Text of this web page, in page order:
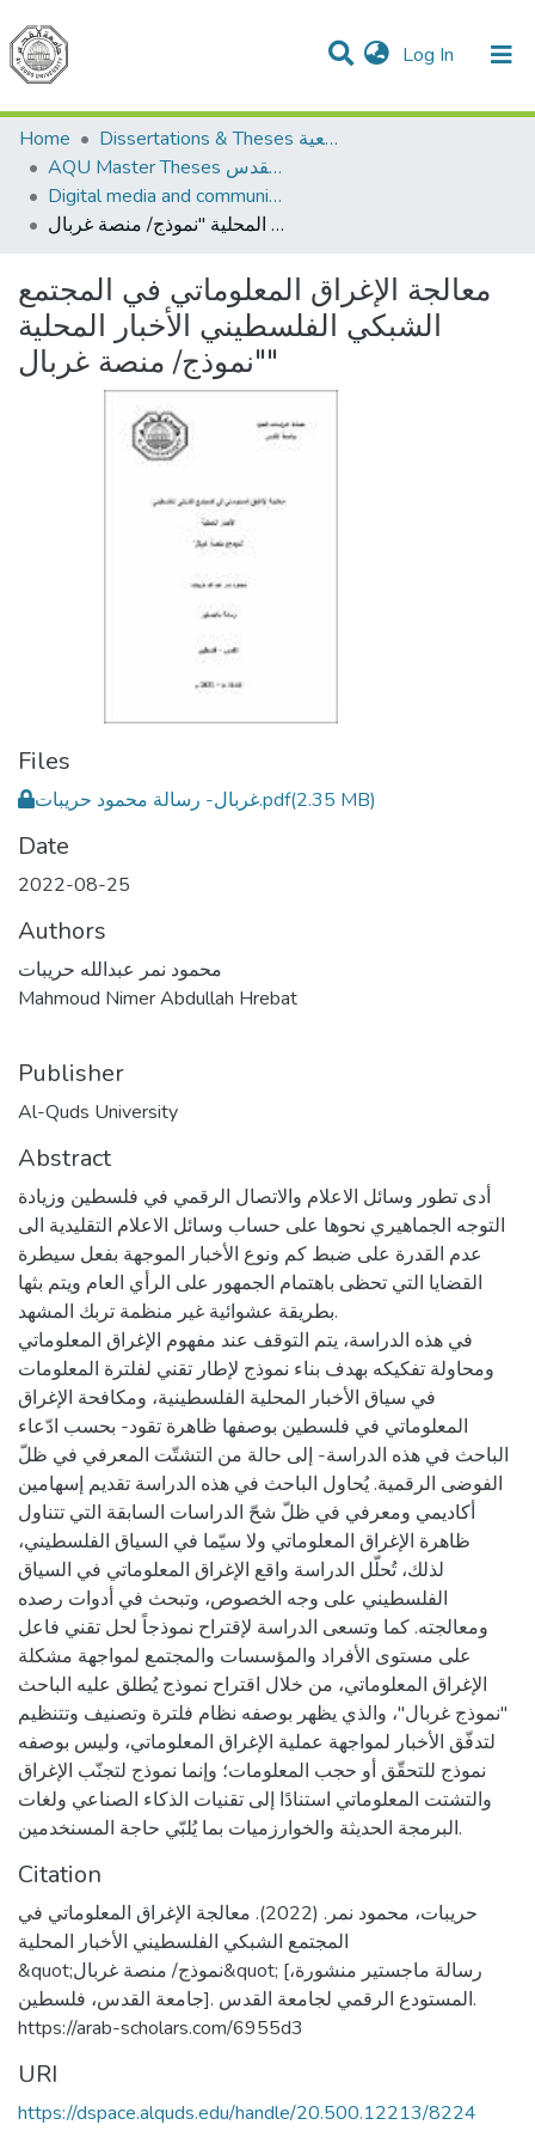
Log In (current)
Communities & Collections
All of DSpace
Home
Dissertations & Theses الرسائل الجامعية
AQU Master Theses الرسائل الجامعية الخاصة بجامعة القدس
Digital media and communications الإعلام الرقمي والاتصالات
معالجة الإغراق المعلوماتي في المجتمع الشبكي الفلسطيني الأخبار المحلية "نموذج/ منصة غربال"
معالجة الإغراق المعلوماتي في المجتمع
الشبكي الفلسطيني الأخبار المحلية
"نموذج/ منصة غربال"
Files
غربال- رسالة محمود حريبات.pdf(2.35 MB)
Date
2022-08-25
Authors
محمود نمر عبدالله حريبات
Mahmoud Nimer Abdullah Hrebat
Publisher
Al-Quds University
Abstract
أدى تطور وسائل الاعلام والاتصال الرقمي في فلسطين وزيادة
التوجه الجماهيري نحوها على حساب وسائل الاعلام التقليدية الى
عدم القدرة على ضبط كم ونوع الأخبار الموجهة بفعل سيطرة
القضايا التي تحظى باهتمام الجمهور على الرأي العام ويتم بثها
بطريقة عشوائية غير منظمة تربك المشهد.
في هذه الدراسة، يتم التوقف عند مفهوم الإغراق المعلوماتي
ومحاولة تفكيكه بهدف بناء نموذج لإطار تقني لفلترة المعلومات
في سياق الأخبار المحلية الفلسطينية، ومكافحة الإغراق
المعلوماتي في فلسطين بوصفها ظاهرة تقود- بحسب ادّعاء
الباحث في هذه الدراسة- إلى حالة من التشتّت المعرفي في ظلّ
الفوضى الرقمية. يُحاول الباحث في هذه الدراسة تقديم إسهامين
أكاديمي ومعرفي في ظلّ شحّ الدراسات السابقة التي تتناول
ظاهرة الإغراق المعلوماتي ولا سيّما في السياق الفلسطيني،
لذلك، تُحلّل الدراسة واقع الإغراق المعلوماتي في السياق
الفلسطيني على وجه الخصوص، وتبحث في أدوات رصده
ومعالجته. كما وتسعى الدراسة لإقتراح نموذجاً لحل تقني فاعل
على مستوى الأفراد والمؤسسات والمجتمع لمواجهة مشكلة
الإغراق المعلوماتي، من خلال اقتراح نموذج يُطلق عليه الباحث
"نموذج غربال"، والذي يظهر بوصفه نظام فلترة وتصنيف وتتنظيم
لتدفّق الأخبار لمواجهة عملية الإغراق المعلوماتي، وليس بوصفه
نموذج للتحقّق أو حجب المعلومات؛ وإنما نموذج لتجنّب الإغراق
والتشتت المعلوماتي استنادًا إلى تقنيات الذكاء الصناعي ولغات
البرمجة الحديثة والخوارزميات بما يُلبّي حاجة المسنخدمين.
Citation
حريبات، محمود نمر. (2022). معالجة الإغراق المعلوماتي في
المجتمع الشبكي الفلسطيني الأخبار المحلية
&quot;نموذج/ منصة غربال&quot; [رسالة ماجستير منشورة،
جامعة القدس، فلسطين]. المستودع الرقمي لجامعة القدس.
https://arab-scholars.com/6955d3
URI
https://dspace.alquds.edu/handle/20.500.12213/8224